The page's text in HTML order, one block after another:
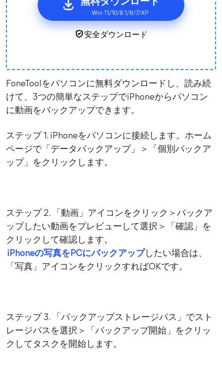
無料ダウンロード
Win 11/10/8.1/8/7/XP
安全ダウンロード
FoneToolをパソコンに無料ダウンロードし、読み続
けて、3つの簡単なステップでiPhoneからパソコン
に動画をバックアップできます。
ステップ 1. iPhoneをパソコンに接続します。ホーム
ページで「データバックアップ」＞「個別バックア
ップ」をクリックします。
ステップ 2. 「動画」アイコンをクリック＞バックア
ップしたい動画をプレビューして選択＞「確認」を
クリックして確認します。
iPhoneの写真をPCにバックアップしたい場合は、
「写真」アイコンをクリックすればOKです。
ステップ 3. 「バックアップストレージパス」でスト
レージパスを選択＞「バックアップ開始」をクリッ
クしてタスクを開始します。